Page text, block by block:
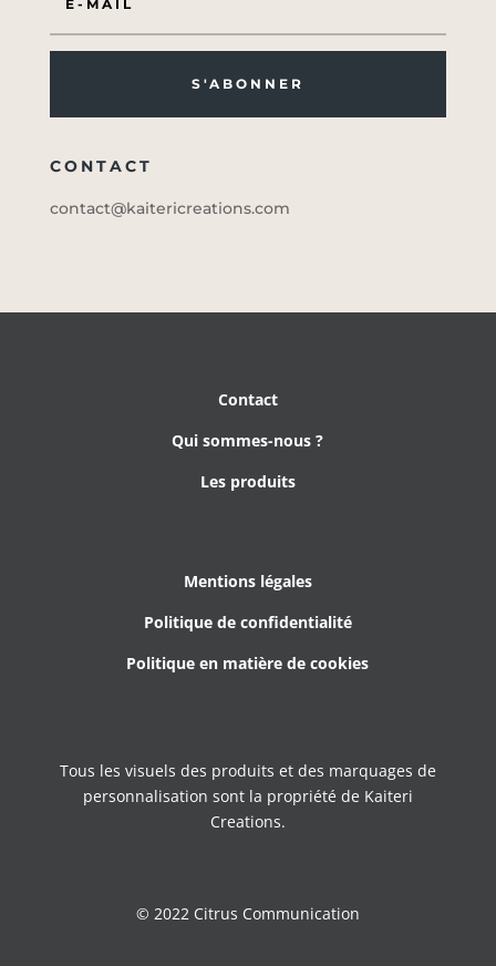
S'ABONNER
CONTACT
contact@kaitericreations.com
Contact
Qui sommes-nous ?
Les produits
Mentions légales
Politique de confidentialité
Politique en matière de cookies
Tous les visuels des produits et des marquages de
personnalisation sont la propriété de Kaiteri
Creations.
© 2022 Citrus Communication